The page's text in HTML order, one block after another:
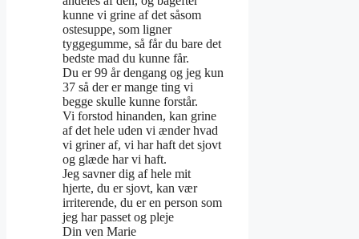
kunne vi grine af det såsom
ostesuppe, som ligner
tyggegumme, så får du bare det
bedste mad du kunne får.
Du er 99 år dengang og jeg kun
37 så der er mange ting vi
begge skulle kunne forstår.
Vi forstod hinanden, kan grine
af det hele uden vi ænder hvad
vi griner af, vi har haft det sjovt
og glæde har vi haft.
Jeg savner dig af hele mit
hjerte, du er sjovt, kan vær
irriterende, du er en person som
jeg har passet og pleje
Din ven Marie